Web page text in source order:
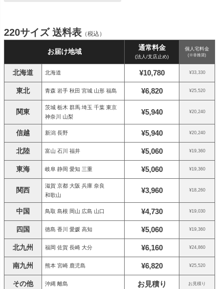
220サイズ 送料表 （税込）
お届け地域 通常料金
(法人/支店止め)
個人宅料金
(※非推奨)
北海道 北海道 ¥10,780 ¥33,330
東北 青森 岩手 秋田 宮城 山形 福島 ¥6,820 ¥25,520
関東
茨城 栃木 群馬 埼玉 千葉 東京
神奈川 山梨
¥5,940 ¥20,240
信越 新潟 長野 ¥5,940 ¥20,240
北陸 富山 石川 福井 ¥5,060 ¥19,360
東海 岐阜 静岡 愛知 三重 ¥5,060 ¥19,360
関西
滋賀 京都 大阪 兵庫 奈良
和歌山
¥3,960 ¥18,260
中国 鳥取 島根 岡山 広島 山口 ¥4,730 ¥19,030
四国 徳島 香川 愛媛 高知 ¥5,060 ¥19,360
北九州 福岡 佐賀 長崎 大分 ¥6,160 ¥24,860
南九州 熊本 宮崎 鹿児島 ¥6,820 ¥25,520
その他 沖縄 離島 お見積り お見積り